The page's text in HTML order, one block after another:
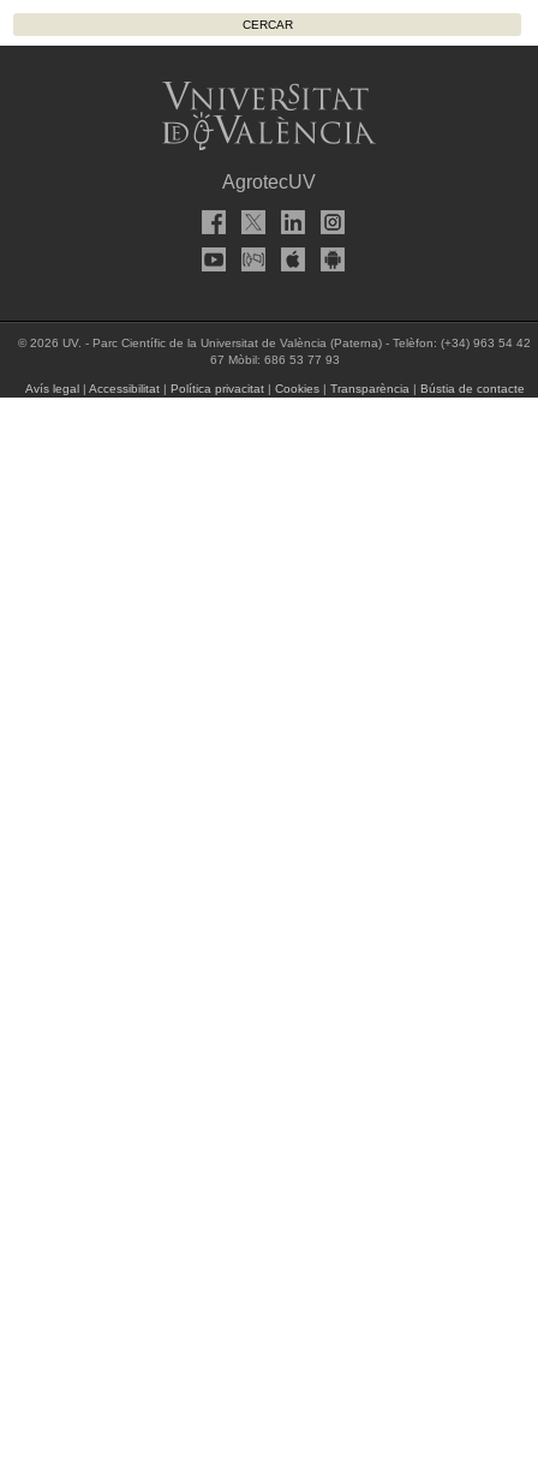
AgrotecUV
© 2026 UV. - Parc Científic de la Universitat de València (Paterna) - Telèfon: (+34) 963 54 42
67 Mòbil: 686 53 77 93
Avís legal| Accessibilitat| Política privacitat| Cookies| Transparència | Bústia de contacte